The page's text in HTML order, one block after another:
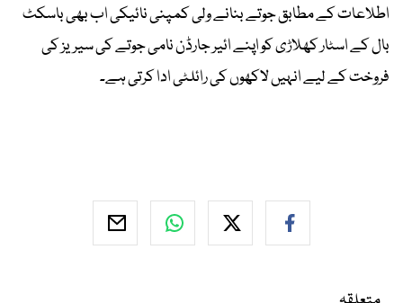
اطلاعات کے مطابق جوتے بنانے ولی کمپنی نائیکی اب بھی باسکٹ
بال کے اسٹار کھلاڑی کو اپنے ائیر جارڈن نامی جوتے کی سیریز کی
فروخت کے لیے انہیں لاکھوں کی رائلٹی ادا کرتی ہے۔